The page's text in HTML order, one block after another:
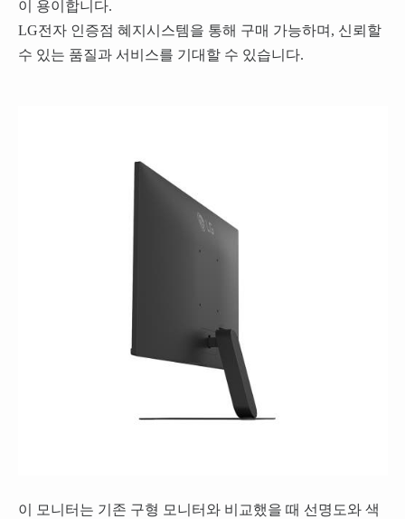
이 용이합니다.
LG전자 인증점 혜지시스템을 통해 구매 가능하며, 신뢰할
수 있는 품질과 서비스를 기대할 수 있습니다.
이 모니터는 기존 구형 모니터와 비교했을 때 선명도와 색